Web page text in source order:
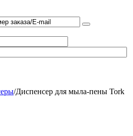
/Диспенсер для мыла-пены Tork